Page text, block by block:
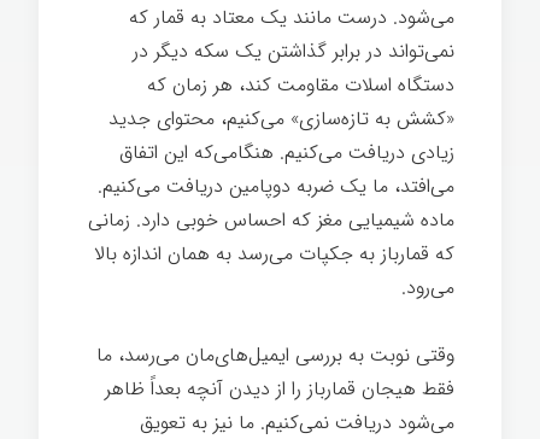
می‌شود. درست مانند یک معتاد به قمار که
نمی‌تواند در برابر گذاشتن یک سکه دیگر در
دستگاه اسلات مقاومت کند، هر زمان که
«کشش به تازه‌سازی» می‌کنیم، محتوای جدید
زیادی دریافت می‌کنیم. هنگامی‌که این اتفاق
می‌افتد، ما یک ضربه دوپامین دریافت می‌کنیم.
ماده شیمیایی مغز که احساس خوبی دارد. زمانی
که قمارباز به جکپات می‌رسد به همان اندازه بالا
می‌رود.
وقتی نوبت به بررسی ایمیل‌های‌مان می‌رسد، ما
فقط هیجان قمارباز را از دیدن آنچه بعداً ظاهر
می‌شود دریافت نمی‌کنیم. ما نیز به تعویق